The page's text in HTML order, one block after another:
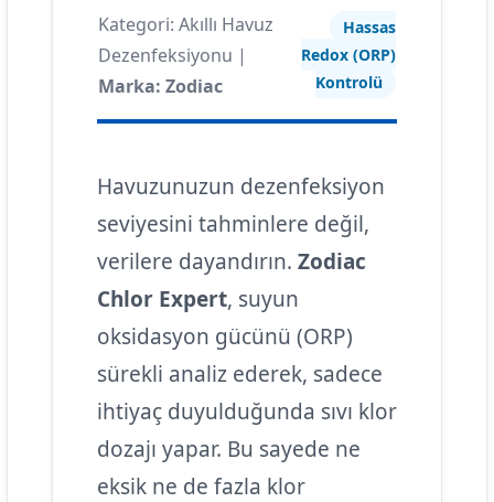
Kategori: Akıllı Havuz
Dezenfeksiyonu |
Marka: Zodiac
Hassas
Redox (ORP)
Kontrolü
Havuzunuzun dezenfeksiyon
seviyesini tahminlere değil,
verilere dayandırın. Zodiac
Chlor Expert, suyun
oksidasyon gücünü (ORP)
sürekli analiz ederek, sadece
ihtiyaç duyulduğunda sıvı klor
dozajı yapar. Bu sayede ne
eksik ne de fazla klor